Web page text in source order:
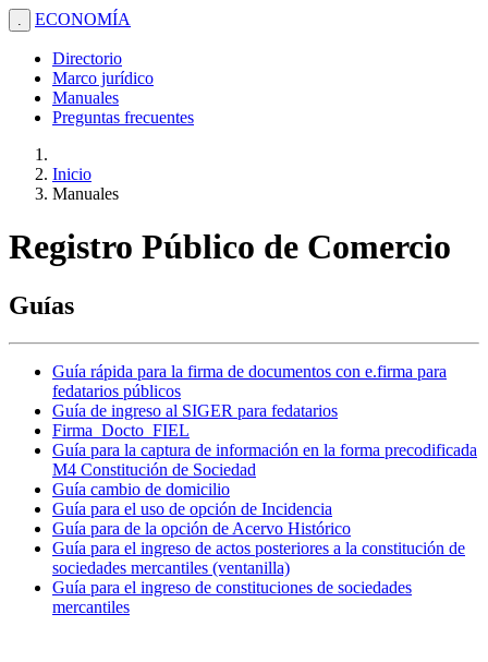
. ECONOMÍA
Directorio
Marco jurídico
Manuales
Preguntas frecuentes
Inicio
Manuales
Registro Público de Comercio
Guías
Guía rápida para la firma de documentos con e.firma para
fedatarios públicos
Guía de ingreso al SIGER para fedatarios
Firma_Docto_FIEL
Guía para la captura de información en la forma precodificada
M4 Constitución de Sociedad
Guía cambio de domicilio
Guía para el uso de opción de Incidencia
Guía para de la opción de Acervo Histórico
Guía para el ingreso de actos posteriores a la constitución de
sociedades mercantiles (ventanilla)
Guía para el ingreso de constituciones de sociedades
mercantiles